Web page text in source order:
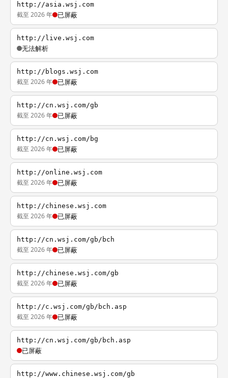
http://asia.wsj.com
截至 2026 年 已屏蔽
http://live.wsj.com
无法解析
http://blogs.wsj.com
截至 2026 年 已屏蔽
http://cn.wsj.com/gb
截至 2026 年 已屏蔽
http://cn.wsj.com/bg
截至 2026 年 已屏蔽
http://online.wsj.com
截至 2026 年 已屏蔽
http://chinese.wsj.com
截至 2026 年 已屏蔽
http://cn.wsj.com/gb/bch
截至 2026 年 已屏蔽
http://chinese.wsj.com/gb
截至 2026 年 已屏蔽
http://c.wsj.com/gb/bch.asp
截至 2026 年 已屏蔽
http://cn.wsj.com/gb/bch.asp
已屏蔽
http://www.chinese.wsj.com/gb